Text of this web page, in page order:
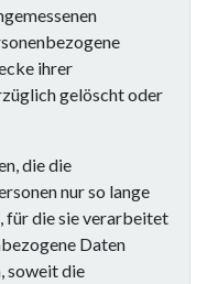
ihrer
gelöscht oder
die die
nur so lange
für die sie verarbeitet
Daten
soweit die